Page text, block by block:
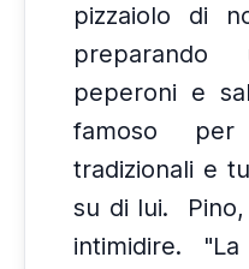
pizzaiolo di
peperoni e
famoso
tradizionali e
su di lui.
intimidire.